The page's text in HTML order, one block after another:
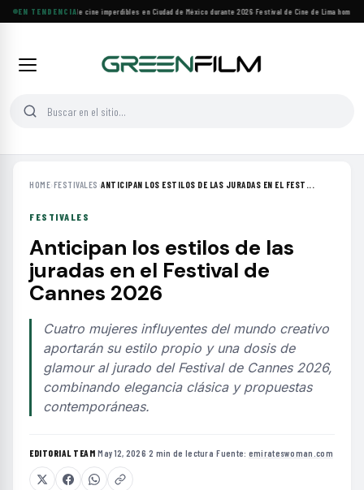
EN TENDENCIA
Cuatro festivales de cine imperdibles en Ciudad de México durante 2026·Festival de Cine de Lima
HOME›FESTIVALES ›ANTICIPAN LOS ESTILOS DE LAS JURADAS EN EL FEST...
FESTIVALES
Anticipan los estilos de las
juradas en el Festival de
Cannes 2026
Cuatro mujeres influyentes del mundo creativo
aportarán su estilo propio y una dosis de
glamour al jurado del Festival de Cannes 2026,
combinando elegancia clásica y propuestas
contemporáneas.
EDITORIAL TEAM·May 12, 2026·2 min de lectura·Fuente: emirateswoman.com